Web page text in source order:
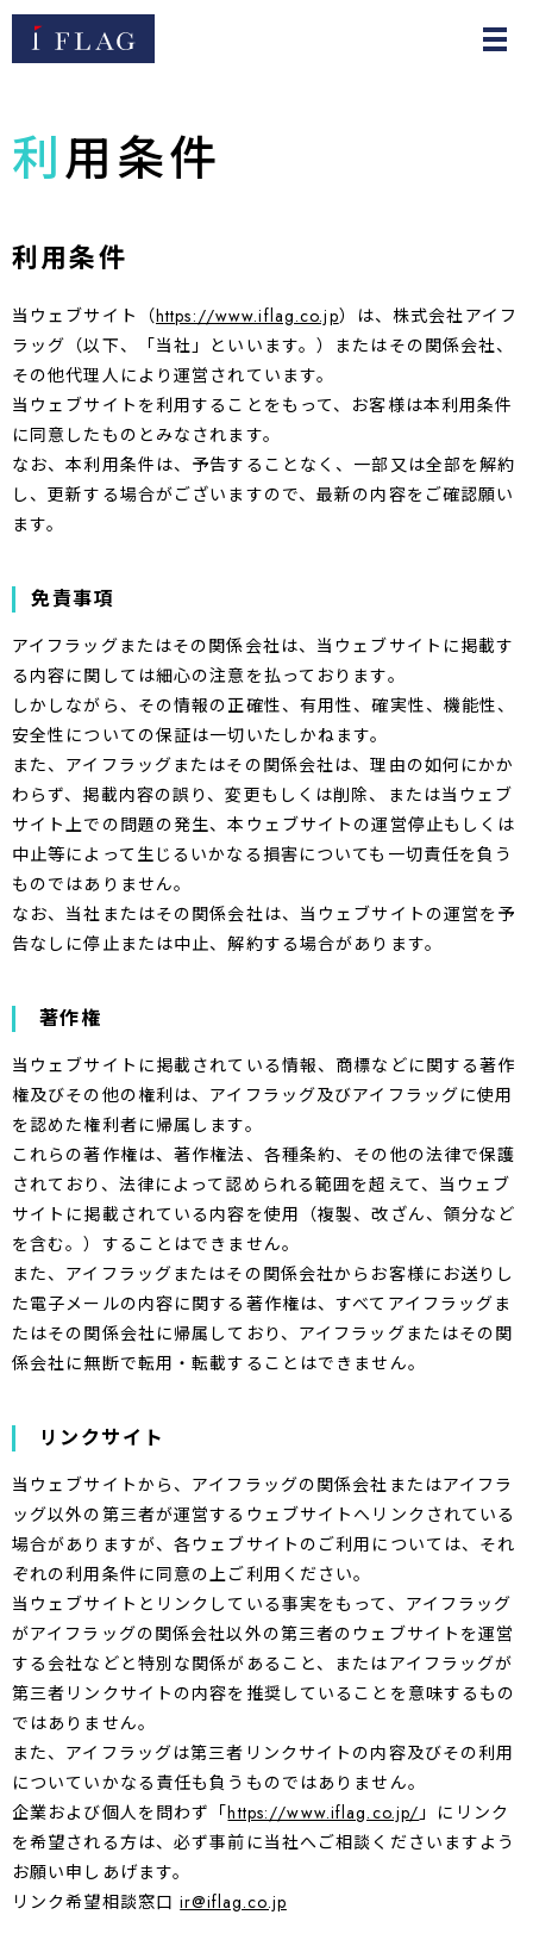
利用条件
利用条件
当ウェブサイト（https://www.iflag.co.jp）は、株式会社アイフ
ラッグ（以下、「当社」といいます。）またはその関係会社、
その他代理人により運営されています。
当ウェブサイトを利用することをもって、お客様は本利用条件
に同意したものとみなされます。
なお、本利用条件は、予告することなく、一部又は全部を解約
し、更新する場合がございますので、最新の内容をご確認願い
ます。
免責事項
アイフラッグまたはその関係会社は、当ウェブサイトに掲載す
る内容に関しては細心の注意を払っております。
しかしながら、その情報の正確性、有用性、確実性、機能性、
安全性についての保証は一切いたしかねます。
また、アイフラッグまたはその関係会社は、理由の如何にかか
わらず、掲載内容の誤り、変更もしくは削除、または当ウェブ
サイト上での問題の発生、本ウェブサイトの運営停止もしくは
中止等によって生じるいかなる損害についても一切責任を負う
ものではありません。
なお、当社またはその関係会社は、当ウェブサイトの運営を予
告なしに停止または中止、解約する場合があります。
著作権
当ウェブサイトに掲載されている情報、商標などに関する著作
権及びその他の権利は、アイフラッグ及びアイフラッグに使用
を認めた権利者に帰属します。
これらの著作権は、著作権法、各種条約、その他の法律で保護
されており、法律によって認められる範囲を超えて、当ウェブ
サイトに掲載されている内容を使用（複製、改ざん、領分など
を含む。）することはできません。
また、アイフラッグまたはその関係会社からお客様にお送りし
た電子メールの内容に関する著作権は、すべてアイフラッグま
たはその関係会社に帰属しており、アイフラッグまたはその関
係会社に無断で転用・転載することはできません。
リンクサイト
当ウェブサイトから、アイフラッグの関係会社またはアイフラ
ッグ以外の第三者が運営するウェブサイトへリンクされている
場合がありますが、各ウェブサイトのご利用については、それ
ぞれの利用条件に同意の上ご利用ください。
当ウェブサイトとリンクしている事実をもって、アイフラッグ
がアイフラッグの関係会社以外の第三者のウェブサイトを運営
する会社などと特別な関係があること、またはアイフラッグが
第三者リンクサイトの内容を推奨していることを意味するもの
ではありません。
また、アイフラッグは第三者リンクサイトの内容及びその利用
についていかなる責任も負うものではありません。
企業および個人を問わず「https://www.iflag.co.jp/」にリンク
を希望される方は、必ず事前に当社へご相談くださいますよう
お願い申しあげます。
リンク希望相談窓口 ir@iflag.co.jp